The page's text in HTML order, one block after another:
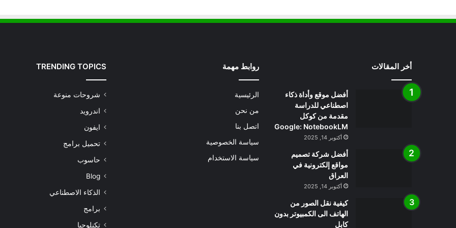
أخر المقالات
أفضل موقع وأداة ذكاء
اصطناعي للدراسة
مقدمة من كوكل
Google: NotebookLM
أكتوبر 14, 2025
أفضل شركة تصميم
مواقع إلكترونية في
العراق
أكتوبر 14, 2025
كيفية نقل الصور من
الهاتف الى الكمبيوتر بدون
كابل
روابط مهمة
الرئيسية
من نحن
اتصل بنا
سياسة الخصوصية
سياسة الاستخدام
TRENDING TOPICS
شروحات منوعة
اندرويد
ايفون
تحميل برامج
حاسوب
Blog
الذكاء الاصطناعي
برامج
تكنلوجيا